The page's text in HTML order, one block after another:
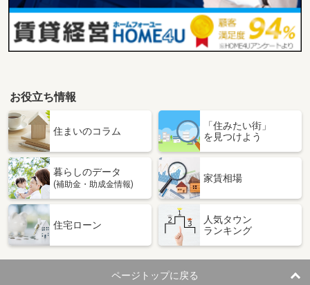
お役立ち情報
住まいのコラム
「住みたい街」
を見つけよう
暮らしのデータ
(補助金・助成金情報)
家賃相場
住宅ローン
人気タウン
ランキング
ページトップに戻る